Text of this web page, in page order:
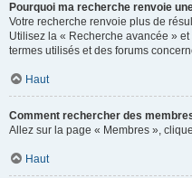
Pourquoi ma recherche renvoie
Votre recherche renvoie plus de
Utilisez la « Recherche avancée »
termes utilisés et des forums
Haut
Comment rechercher des
Allez sur la page « Membres »,
Haut